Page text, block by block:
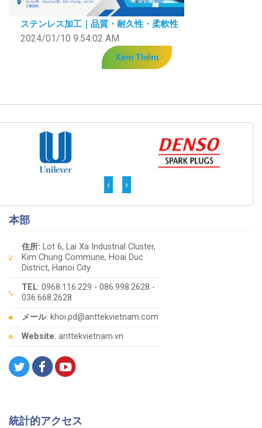
ステンレス加工｜品質・耐久性・柔軟性
2024/01/10 9:54:02 AM
Xem Thêm
‹ ›
本部
住所:Lot 6, Lai Xa Industrial Cluster,
Kim Chung Commune, Hoai Duc
District, Hanoi City
TEL: 0968.116.229 - 086.998.2628 -
036.668.2628
メール: khoi.pd@anttekvietnam.com
Website: anttekvietnam.vn
統計的アクセス